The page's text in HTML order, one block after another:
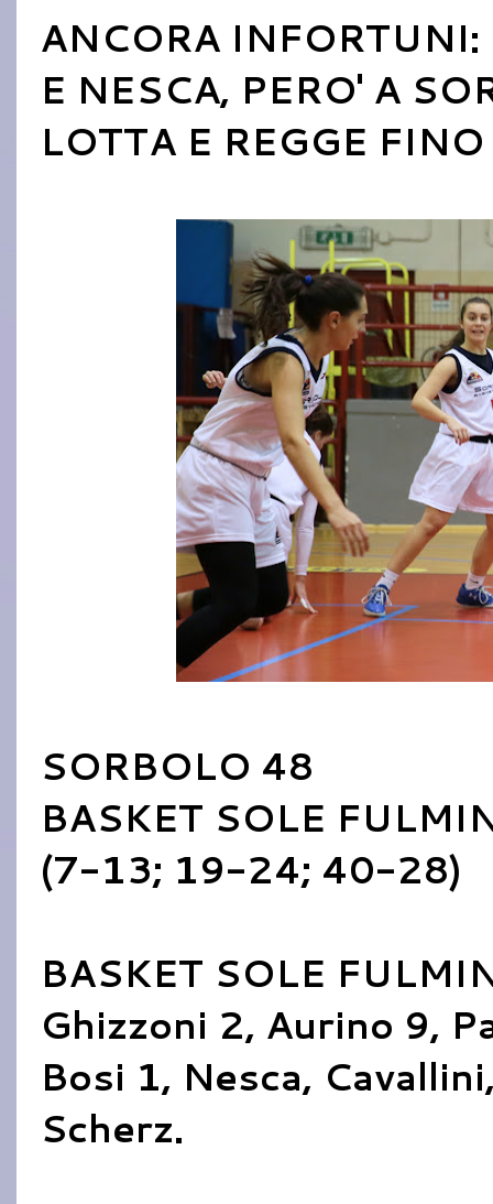
ANCORA
E NESCA, PERO' A
LOTTA E REGGE
SORBOLO 48
BASKET SOLE
(7-13; 19-24; 40-28)
BASKET SOLE
Ghizzoni 2, Aurino 9,
Bosi 1, Nesca,
Scherz.